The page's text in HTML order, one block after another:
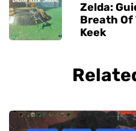
Zelda:
Breath Of
Keek